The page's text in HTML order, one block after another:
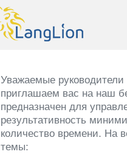
Уважаемые
приглашаем вас на наш
предназначен для
результативность
количество времени. На
темы: